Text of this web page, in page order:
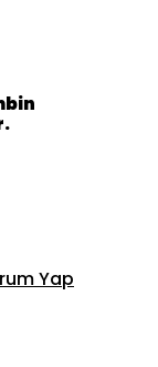
Yap